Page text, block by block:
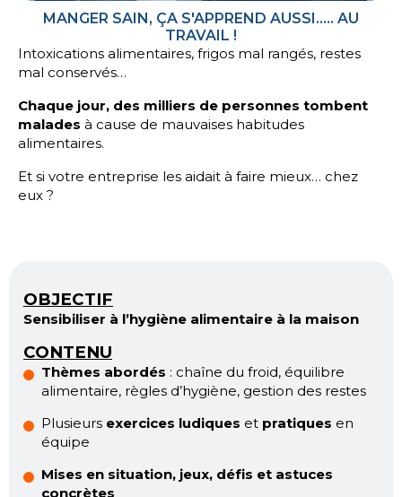
MANGER SAIN, ÇA S'APPREND AUSSI..... AU
TRAVAIL !
Intoxications alimentaires, frigos mal rangés, restes
mal conservés…
Chaque jour, des milliers de personnes tombent
malades à cause de mauvaises habitudes
alimentaires.
Et si votre entreprise les aidait à faire mieux… chez
eux ?
OBJECTIF
Sensibiliser à l’hygiène alimentaire à la maison
CONTENU
Thèmes abordés : chaîne du froid, équilibre
alimentaire, règles d’hygiène, gestion des restes
Plusieurs exercices ludiques et pratiques en
équipe
Mises en situation, jeux, défis et astuces
concrètes